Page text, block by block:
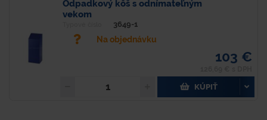
Odpadkový kôš s odnímateľným
vekom
3649-1
Na objednávku
103 €
KÚPIŤ